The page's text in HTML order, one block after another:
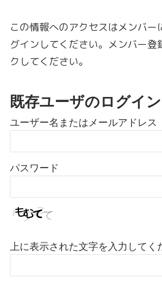
この情報へのアクセスはメンバー
グインしてください。メンバー登
クしてください。
既存ユーザのログイン
ユーザー名またはメールアドレス
パスワード
上に表示された文字を入力してく